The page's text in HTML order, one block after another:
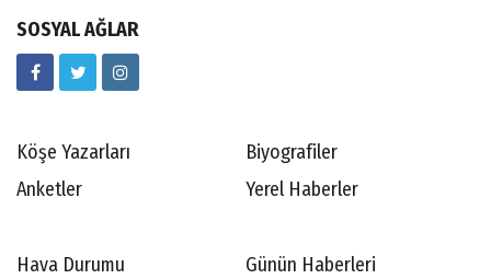
SOSYAL AĞLAR
Köşe Yazarları
Biyografiler
Anketler
Yerel Haberler
Hava Durumu Günün Haberleri